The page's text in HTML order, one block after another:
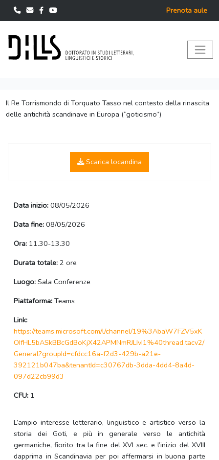
Prenota aule
Il Re Torrismondo di Torquato Tasso nel contesto della rinascita
delle antichità scandinave in Europa (“goticismo”)
Scarica locandina
Data inizio: 08/05/2026
Data fine: 08/05/2026
Ora: 11.30-13.30
Durata totale: 2 ore
Luogo: Sala Conferenze
Piattaforma: Teams
Link:
https://teams.microsoft.com/l/channel/19%3AbaW7FZV5xK
OIfHL5bASkBBcGdBoKjX42APMNmRJLIvI1%40thread.tacv2/
General?groupId=cfdcc16a-f2d3-429b-a21e-
392121b047ba&tenantId=c30767db-3dda-4dd4-8a4d-
097d22cb99d3
CFU: 1
L’ampio interesse letterario, linguistico e artistico verso la
storia dei Goti, e più in generale verso le antichità
germaniche, fiorito tra la fine del XVI sec. e l’inizio del XVIII
dapprima in Scandinavia per poi affermarsi in buona parte